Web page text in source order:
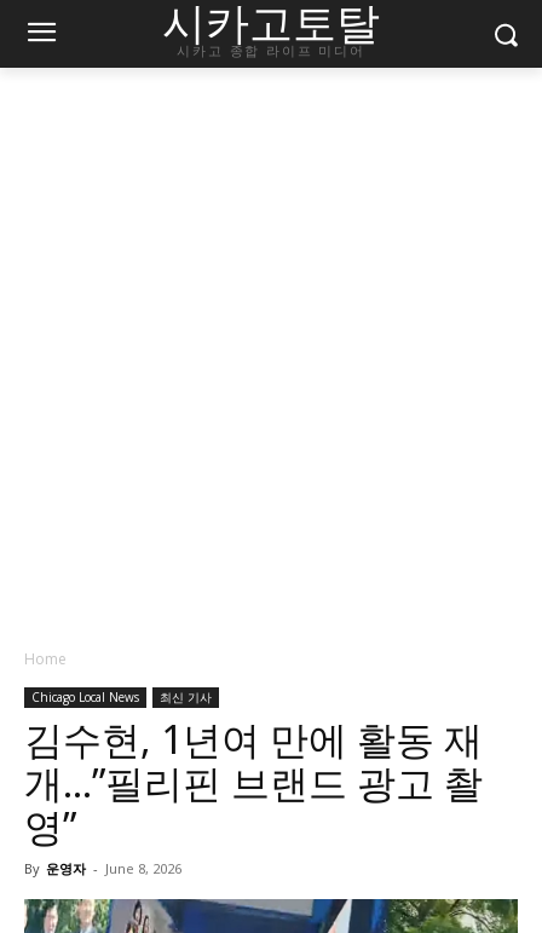
시카고토탈
시카고 종합 라이프 미디어
Home
Chicago Local News 최신 기사
김수현, 1년여 만에 활동 재
개…”필리핀 브랜드 광고 촬
영”
By 운영자 - June 8, 2026